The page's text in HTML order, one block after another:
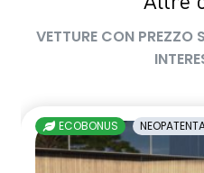
VETTURE CON PREZZO
ECOBONUS